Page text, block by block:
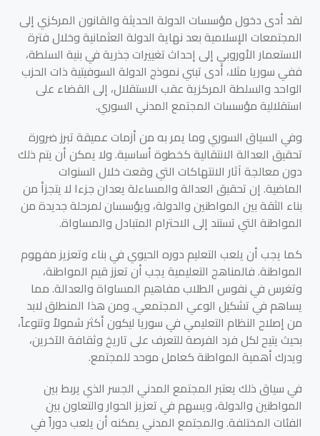
لقد أدى دخول مؤسسات الدولة الحديثة والقانون المركزي إلى
المجتمعات الإسلامية بعد نهاية الدولة العثمانية وخلال فترة
الاستعمار الأوروبي إلى إحداث تغييرات جذرية في بنية السلطة،
ففي سوريا مثلا، أدى تبني نموذج الدولة السوفيتية ذات الحزب
الواحد والسلطة المركزية عقب الاستقلال، إلى القضاء على
استقلالية مؤسسات المجتمع المدني السوري.
وفي السياق السوري وما يمر به من أزمات عميقة تبرز ضرورة
تحقيق العدالة الانتقالية كخطوة أساسية. ولا يمكن أن يتم ذلك
دون معالجة آثار الانتهاكات التي وقعت خلال السنوات
الماضية. إن تحقيق العدالة والمساءلة يعدان جزءا لا يتجزأ من
بناء الثقة بين المواطنين والدولة، ويؤسسان لمرحلة جديدة من
المواطنة التي تستند إلى الاحترام المتبادل والمساواة.
كما يجب أن يلعب التعليم دوره الحيوي في بناء وتعزيز مفهوم
المواطنة. فالمناهج التعليمية يجب أن تعزز قيم المواطنة،
وتغرس في نفوس الطلاب مفاهيم المساواة والعدالة. مما
يساهم في تشكيل الوعي المجتمعي. ومن هذا المنطلق لابد
من إصلاح النظام التعليمي في سوريا ليكون أكثر شمولاً وتنوعاً،
بحيث يتيح لكل فرد الفرصة للتعرف على تاريخ وثقافة الآخرين،
ويدرك أهمية المواطنة كعامل موحد للمجتمع.
في سياق ذلك يعتبر المجتمع المدني الجسر الذي يربط بين
المواطنين والدولة، ويسهم في تعزيز الحوار والتعاون بين
الفئات المختلفة. والمجتمع المدني يمكنه أن يلعب دوراً في